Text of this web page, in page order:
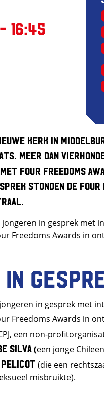
16:45
Kerk in
Meer dan
Four Freedoms
stonden de
in gesprek met
Freedoms Awards in
in gesprek met
Freedoms Awards in
een non-
Silva (een jonge
Pelicot (die een
misbruikte).